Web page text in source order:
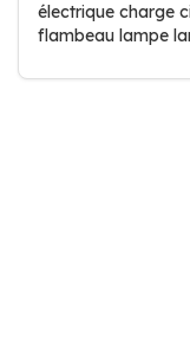
électrique charge
flambeau lampe